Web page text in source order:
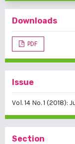
Downloads
PDF
Issue
Vol. 14 No. 1
Section